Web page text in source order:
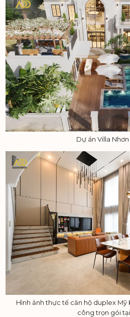
Dự án Villa
Hình ảnh thực tế căn hộ duplex
công trọn gói